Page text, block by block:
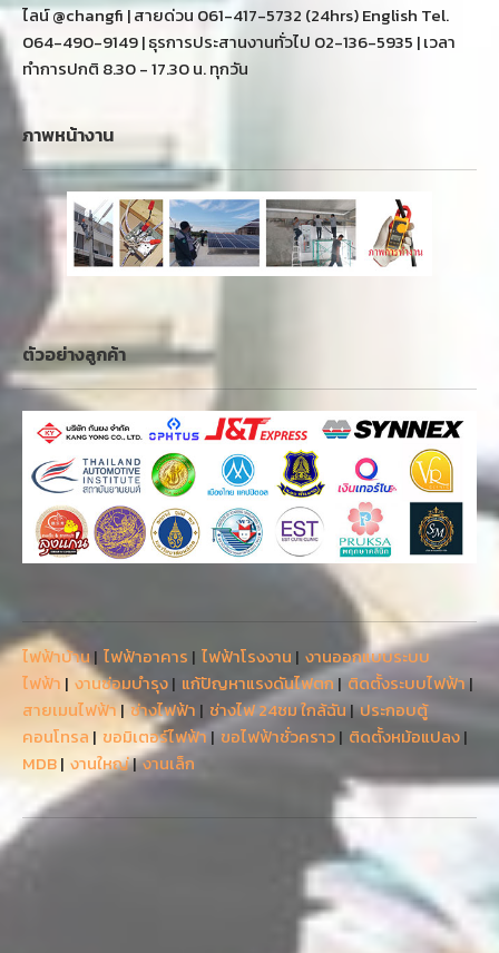
ไลน์ @changfi | สายด่วน 061-417-5732 (24hrs) English Tel.
064-490-9149 | ธุรการประสานงานทั่วไป 02-136-5935 | เวลา
ทำการปกติ 8.30 - 17.30 น. ทุกวัน
ภาพหน้างาน
ตัวอย่างลูกค้า
ไฟฟ้าบ้าน| ไฟฟ้าอาคาร | ไฟฟ้าโรงงาน | งานออกแบบระบบ
ไฟฟ้า | งานซ่อมบำรุง| แก้ปัญหาแรงดันไฟตก | ติดตั้งระบบไฟฟ้า|
สายเมนไฟฟ้า|ช่างไฟฟ้า | ช่างไฟ 24ชม ใกล้ฉัน|ประกอบตู้
คอนโทรล | ขอมิเตอร์ไฟฟ้า | ขอไฟฟ้าชั่วคราว| ติดตั้งหม้อแปลง|
MDB| งานใหญ่|งานเล็ก